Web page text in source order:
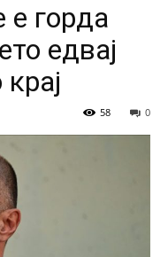
горда
едвај
0
58